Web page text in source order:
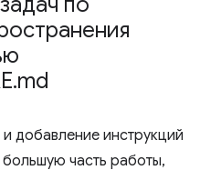
.md
добавление инструкций
большую часть работы,